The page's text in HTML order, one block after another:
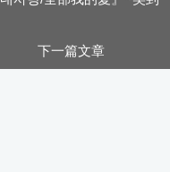
下一篇文章